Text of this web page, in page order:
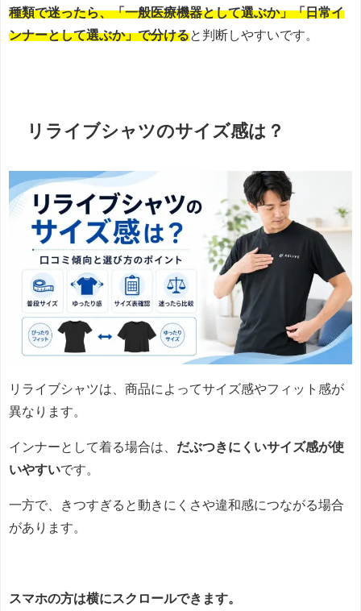
種類で迷ったら、「一般医療機器として選ぶか」「日常イ
ンナーとして選ぶか」で分けると判断しやすいです。
リライブシャツのサイズ感は？
リライブシャツは、商品によってサイズ感やフィット感が
異なります。
インナーとして着る場合は、 だぶつきにくいサイズ感が使
いやすいです。
一方で、きつすぎると動きにくさや違和感につながる場合
があります。
スマホの方は横にスクロールできます。